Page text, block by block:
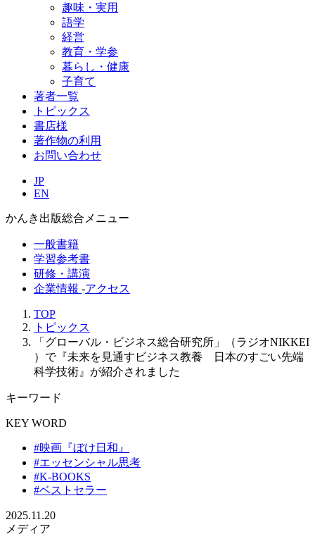
趣味・実用
語学
経営
教育・学参
暮らし・健康
子育て
著者一覧
トピックス
書店様
著作物の利用
お問い合わせ
JP
EN
かんき出版総合メニュー
一般書籍
学習参考書
研修・講演
企業情報 -アクセス
TOP
トピックス
「グローバル・ビジネス総合研究所」（ラジオNIKKEI
）で『未来を見通すビジネス教養 日本のすごい先端
科学技術』が紹介されました
キーワード
KEY WORD
#映画『ぼけ日和』
#エッセンシャル思考
#K-BOOKS
#ベストセラー
2025.11.20
メディア